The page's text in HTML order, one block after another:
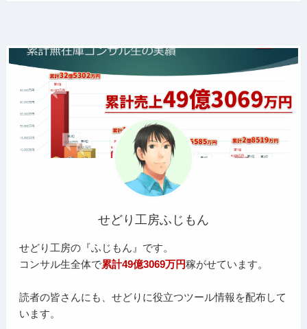
せどり工房ふじもん
せどり工房の『ふじもん』です。
コンサル生全体で累計49億3069万円稼がせています。
読者の皆さんにも、せどりに役立つツール情報を配布して
います。